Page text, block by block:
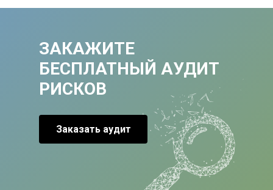
ЗАКАЖИТЕ
БЕСПЛАТНЫЙ АУДИТ
РИСКОВ
Заказать аудит